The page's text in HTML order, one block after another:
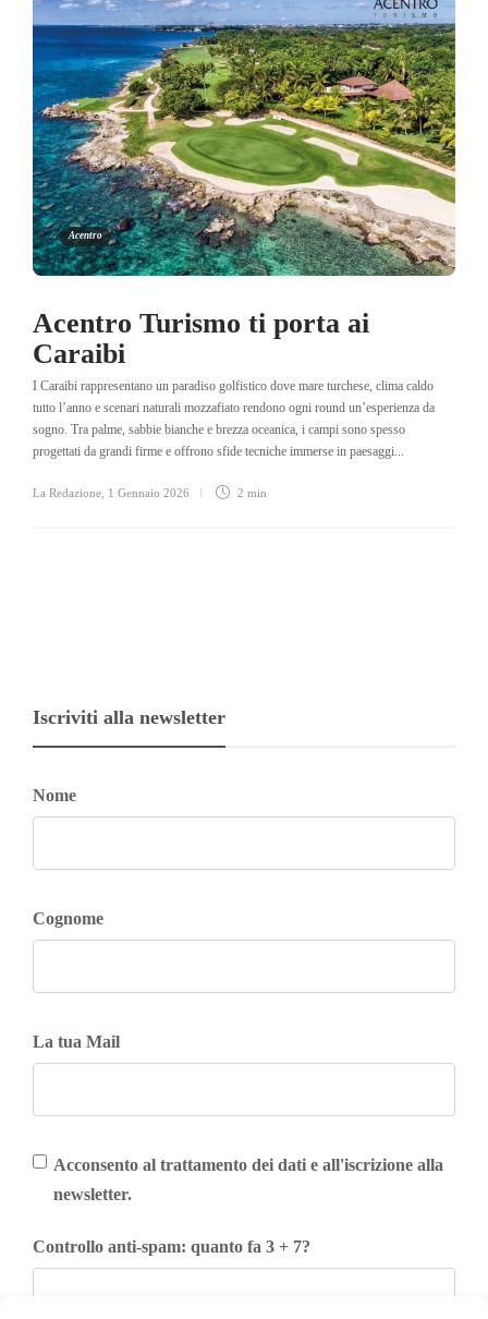
Acentro
Acentro Turismo ti porta ai
Caraibi
I Caraibi rappresentano un paradiso golfistico dove mare turchese, clima caldo
tutto l’anno e scenari naturali mozzafiato rendono ogni round un’esperienza da
sogno. Tra palme, sabbie bianche e brezza oceanica, i campi sono spesso
progettati da grandi firme e offrono sfide tecniche immerse in paesaggi...
La Redazione 1 Gennaio 2026 2 min
Iscriviti alla newsletter
Nome
Cognome
La tua Mail
Acconsento al trattamento dei dati e all'iscrizione alla
newsletter.
Controllo anti-spam: quanto fa 3 + 7?